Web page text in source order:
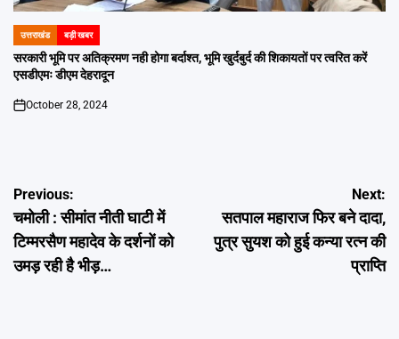
POSTED
IN
उत्तराखंड बड़ी खबर
सरकारी भूमि पर अतिक्रमण नही होगा बर्दाश्त, भूमि खुर्दबुर्द की शिकायतों पर त्वरित करें
एसडीएमः डीएम देहरादून
on
October 28, 2024
Post
navigation
Previous:
चमोली : सीमांत नीती घाटी में
टिम्मरसैण महादेव के दर्शनों को
उमड़ रही है भीड़…
Next:
सतपाल महाराज फिर बने दादा,
पुत्र सुयश को हुई कन्या रत्न की
प्राप्ति